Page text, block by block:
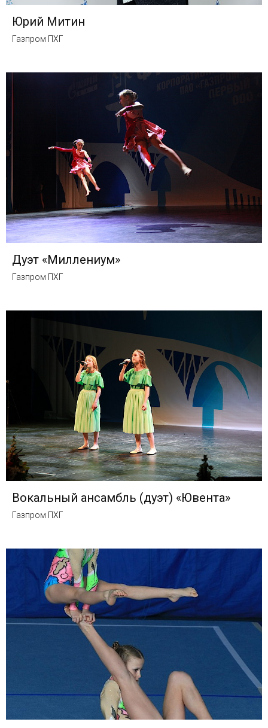
Юрий Митин
Газпром ПХГ
Дуэт «Миллениум»
Газпром ПХГ
Вокальный ансамбль (дуэт) «Ювента»
Газпром ПХГ